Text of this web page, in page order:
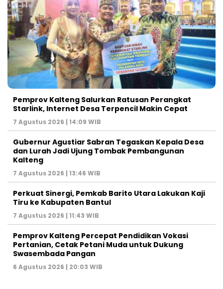
Pemprov Kalteng Salurkan Ratusan Perangkat
Starlink, Internet Desa Terpencil Makin Cepat
7 Agustus 2026 | 14:09 WIB
Gubernur Agustiar Sabran Tegaskan Kepala Desa
dan Lurah Jadi Ujung Tombak Pembangunan
Kalteng
7 Agustus 2026 | 13:46 WIB
Perkuat Sinergi, Pemkab Barito Utara Lakukan Kaji
Tiru ke Kabupaten Bantul
7 Agustus 2026 | 11:43 WIB
Pemprov Kalteng Percepat Pendidikan Vokasi
Pertanian, Cetak Petani Muda untuk Dukung
Swasembada Pangan
6 Agustus 2026 | 20:03 WIB